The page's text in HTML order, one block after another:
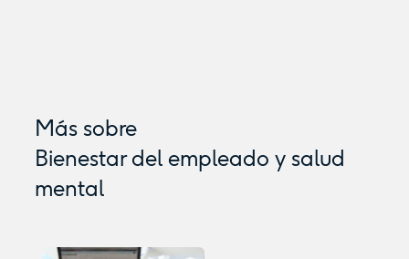
Más sobre
Bienestar del empleado y salud
mental